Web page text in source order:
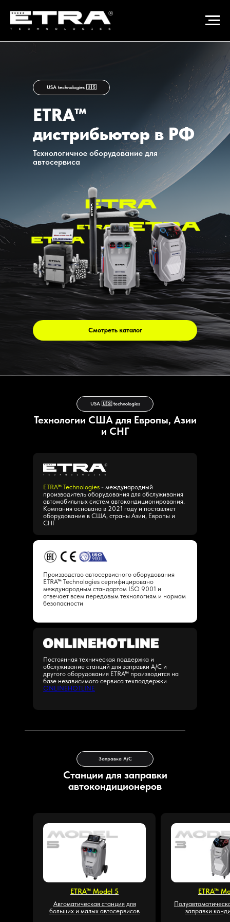
ETRA™
дистрибьютор в РФ
Технологичное оборудование для
автосервиса
USA technologies 🇺🇸
Смотреть каталог
Технологии США для Европы, Азии
и СНГ
USA 🇺🇸 technologies
ETRA™ Technologies - международный
производитель оборудования для обслуживания
автомобильных систем автокондиционирования.
Компания основана в 2021 году и поставляет
оборудование в США, страны Азии, Европы и
СНГ
Производство автосервисного оборудования
ETRA™ Technologies сертифицировано
международным стандартом ISO 9001 и
отвечает всем передовым технологиям и нормам
безопасности
Постоянная техническая поддержка и
обслуживание станций для заправки А/С и
другого оборудования ETRA™ производится на
базе независимого сервиса техподдержки
ONLINEHOTLINE
Станции для заправки
автокондиционеров
Заправка А/С
Автоматическая станция для
больших и малых автосервисов
ETRA™ Model 5
заправки
ETRA™